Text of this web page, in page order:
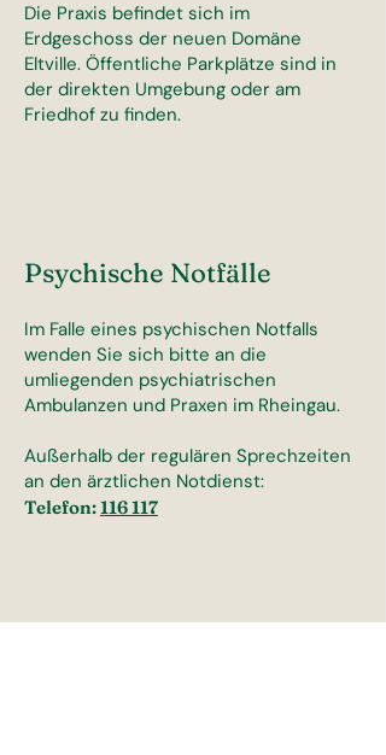
Die Praxis befindet sich im
Erdgeschoss der neuen Domäne
Eltville. Öffentliche Parkplätze sind in
der direkten Umgebung oder am
Friedhof zu finden.
Psychische Notfälle
Im Falle eines psychischen Notfalls
wenden Sie sich bitte an die
umliegenden psychiatrischen
Ambulanzen und Praxen im Rheingau.
Außerhalb der regulären Sprechzeiten
an den ärztlichen Notdienst:
Telefon:116 117